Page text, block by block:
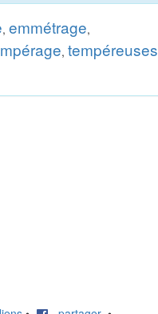
, emmétrage,
, tempéreuses